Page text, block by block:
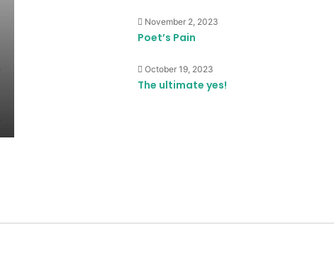
November 2, 2023
Poet’s Pain
October 19, 2023
The ultimate yes!